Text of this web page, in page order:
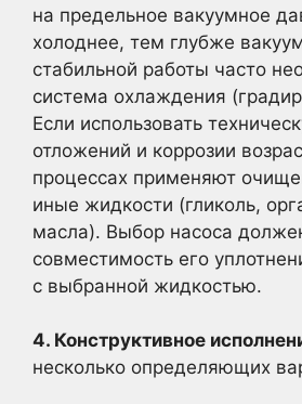
на предельное вакуумное
холоднее, тем глубже
стабильной работы часто
система охлаждения
Если использовать
отложений и коррозии
процессах применяют
иные жидкости (гликоль,
масла). Выбор насоса
совместимость его
с выбранной жидкостью.
4. Конструктивное
несколько определяющих